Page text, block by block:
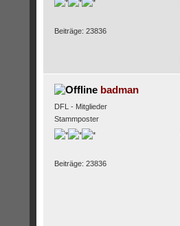
Beiträge: 23836
badman
DFL - Mitglieder
Stammposter
Beiträge: 23836